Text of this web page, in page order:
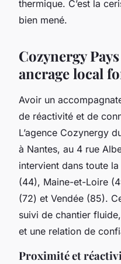
thermique. C’est la
bien mené.
Cozynergy
ancrage local
Avoir un
de réactivité et de
L’agence Cozynergy
à Nantes, au 4 rue
intervient dans toute
(44), Maine-et-Loire
(72) et Vendée (85).
suivi de chantier
et une relation de
Proximité et